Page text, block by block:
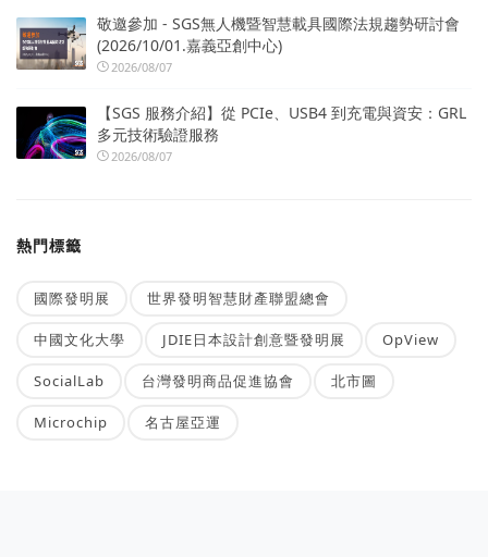
敬邀參加 - SGS無人機暨智慧載具國際法規趨勢研討會
(2026/10/01.嘉義亞創中心)
2026/08/07
【SGS 服務介紹】從 PCIe、USB4 到充電與資安：GRL
多元技術驗證服務
2026/08/07
熱門標籤
國際發明展 世界發明智慧財產聯盟總會
中國文化大學 JDIE日本設計創意暨發明展 OpView
SocialLab 台灣發明商品促進協會 北市圖
Microchip 名古屋亞運